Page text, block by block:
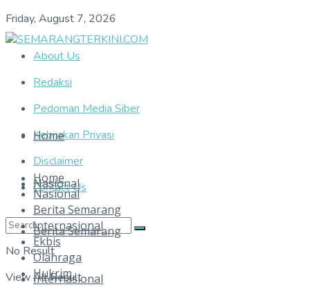
Friday, August 7, 2026
About Us
Redaksi
Pedoman Media Siber
Kebijakan Privasi
Disclaimer
Contact Us
No Result
View All Result
Home
Nasional
Berita Semarang
Internasional
Home
Nasional
Berita Semarang
Internasional
Ekbis
Olahraga
Hukrim